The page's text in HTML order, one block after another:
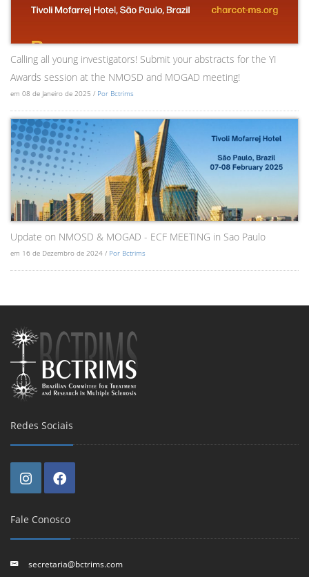
Calling all young investigators! Submit your abstracts for the YI
Awards session at the NMOSD and MOGAD meeting!
em 08 de Janeiro de 2025 / Por Bctrims
Update on NMOSD & MOGAD - ECF MEETING in Sao Paulo
em 16 de Dezembro de 2024 / Por Bctrims
Redes Sociais
Fale Conosco
secretaria@bctrims.com